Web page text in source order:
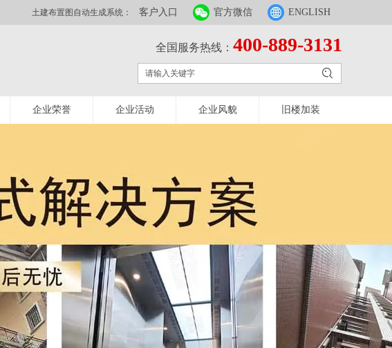
全国服务热线： 400-889-3131
土建布置图自动生成系统： 客户入口 官方微信 ENGLISH
企业荣誉 企业活动 企业风貌 旧楼加装